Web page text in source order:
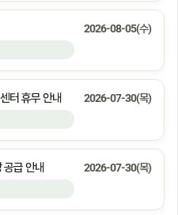
2026-08-05(수)
터 휴무 안내 2026-07-30(목)
급 안내 2026-07-30(목)